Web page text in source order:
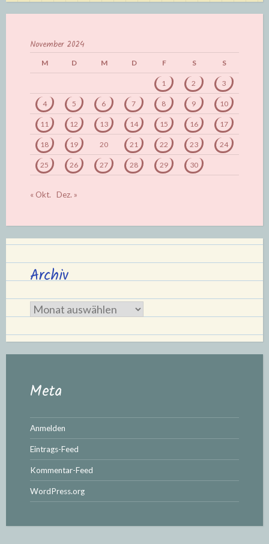
November 2024
M D M D F S S
1 2 3
4 5 6 7 8 9 10
11 12 13 14 15 16 17
18 19 20 21 22 23 24
25 26 27 28 29 30
« Okt. Dez. »
Archiv
Archiv
Meta
Anmelden
Eintrags-Feed
Kommentar-Feed
WordPress.org